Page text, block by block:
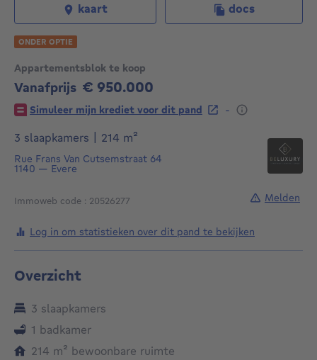
Appartementsblok te koop
Vanafprijs € 950.000
950000€
Simuleer mijn krediet voor dit pand
-
3 slaapkamers
214 m²
Rue Frans Van Cutsemstraat 64
1140 — Evere
Immoweb code : 20526277
kaart docs
ONDER OPTIE
Log in om statistieken over dit pand te bekijken
Melden
Overzicht
3 slaapkamers
1 badkamer
214 m² vierkante meters
bewoonbare ruimte